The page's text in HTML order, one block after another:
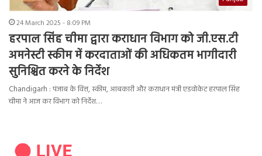
24 March 2025 - 8:09 PM
हरपाल सिंह चीमा द्वारा कराधान विभाग को जी.एस.टी
अमनेस्टी स्कीम में करदाताओं की अधिकतम भागीदारी
सुनिश्चित करने के निर्देश
Chandigarh : पंजाब के वित्त, स्कीम, आबकारी और कराधान मंत्री एडवोकेट हरपाल सिंह
चीमा ने आज कर विभाग को निर्देश…